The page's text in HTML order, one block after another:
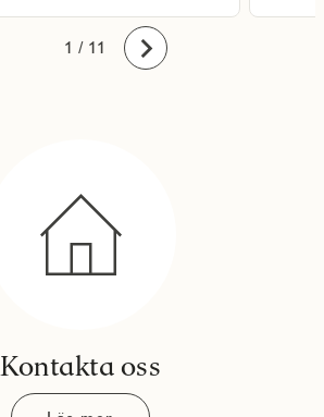
1
2
3
4
5
6
7
8
9
10
11 / 11 Framåt
Kontakta oss